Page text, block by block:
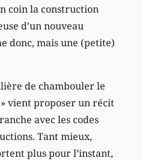
coin la construction
d’un nouveau
donc, mais une (petite)
de chambouler le
» vient proposer un récit
avec les codes
Tant mieux,
plus pour l’instant,